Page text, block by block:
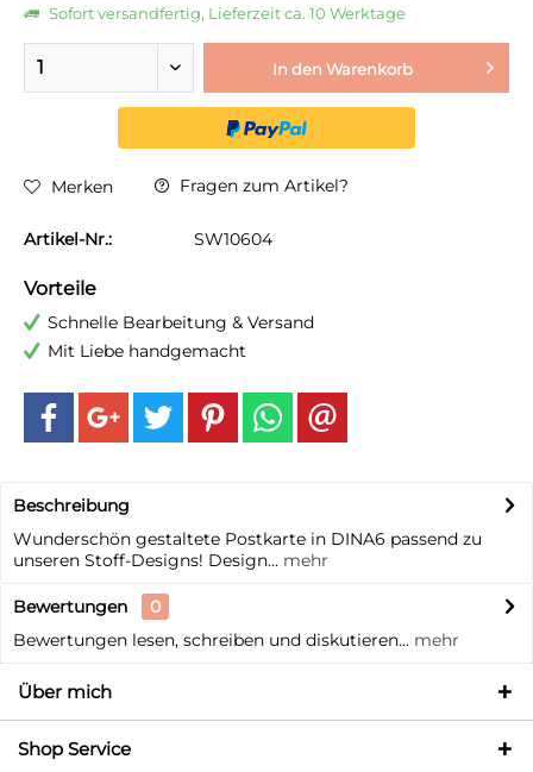
Sofort versandfertig, Lieferzeit ca. 10 Werktage
In den Warenkorb
Merken Fragen zum Artikel?
Artikel-Nr.: SW10604
Vorteile
Schnelle Bearbeitung & Versand
Mit Liebe handgemacht
Beschreibung
Wunderschön gestaltete Postkarte in DINA6 passend zu
unseren Stoff-Designs! Design... mehr
Bewertungen
0
Bewertungen lesen, schreiben und diskutieren... mehr
Über mich
Shop Service